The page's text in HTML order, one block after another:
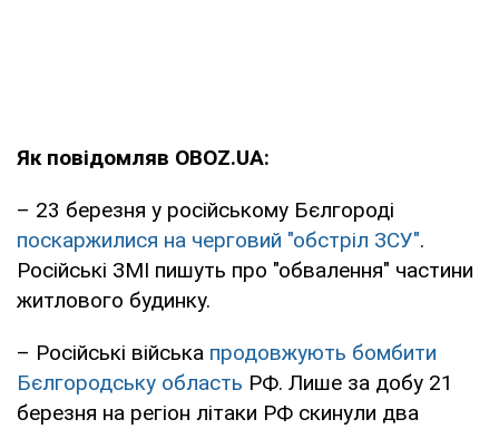
Як повідомляв OBOZ.UA:
– 23 березня у російському Бєлгороді
поскаржилися на черговий "обстріл ЗСУ".
Російські ЗМІ пишуть про "обвалення" частини
житлового будинку.
– Російські війська продовжують бомбити
Бєлгородську область РФ. Лише за добу 21
березня на регіон літаки РФ скинули два